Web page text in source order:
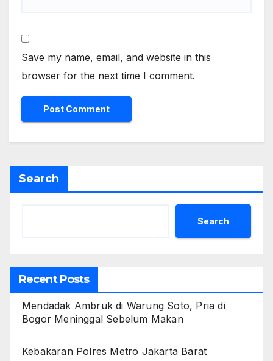
Save my name, email, and website in this
browser for the next time I comment.
Search
Search
Recent Posts
Mendadak Ambruk di Warung Soto, Pria di
Bogor Meninggal Sebelum Makan
Kebakaran Polres Metro Jakarta Barat